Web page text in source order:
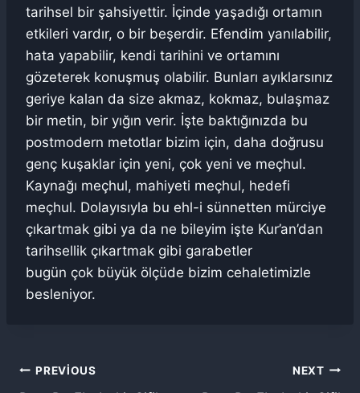
tarihsel bir şahsiyettir. İçinde yaşadığı ortamın
etkileri vardır, o bir beşerdir. Efendim yanılabilir,
hata yapabilir, kendi tarihini ve ortamını
gözeterek konuşmuş olabilir. Bunları ayıklarsınız
geriye kalan da size akmaz, kokmaz, bulaşmaz
bir metin, bir yığın verir. İşte baktığınızda bu
postmodern metotlar bizim için, daha doğrusu
genç kuşaklar için yeni, çok yeni ve meçhul.
Kaynağı meçhul, mahiyeti meçhul, hedefi
meçhul. Dolayısıyla bu ehl-i sünnetten mürciye
çıkartmak gibi ya da ne bileyim işte Kur’an’dan
tarihsellik çıkartmak gibi garabetler
bugün çok büyük ölçüde bizim cehaletimizle
besleniyor.
Yazı
PREVIOUS NEXT